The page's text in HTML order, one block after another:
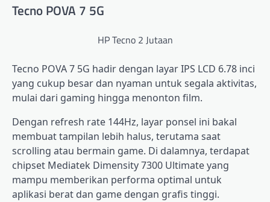
Tecno POVA 7 5G
HP Tecno 2 Jutaan
Tecno POVA 7 5G hadir dengan layar IPS LCD 6.78 inci
yang cukup besar dan nyaman untuk segala aktivitas,
mulai dari gaming hingga menonton film.
Dengan refresh rate 144Hz, layar ponsel ini bakal
membuat tampilan lebih halus, terutama saat
scrolling atau bermain game. Di dalamnya, terdapat
chipset Mediatek Dimensity 7300 Ultimate yang
mampu memberikan performa optimal untuk
aplikasi berat dan game dengan grafis tinggi.